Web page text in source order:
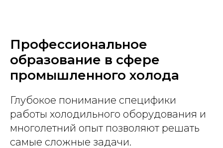
Профессиональное
образование в сфере
промышленного холода
Глубокое понимание специфики
работы холодильного оборудования и
многолетний опыт позволяют решать
самые сложные задачи.